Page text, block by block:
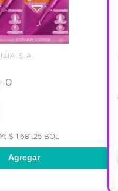
S.A.
0
$ 1,681.25 BOL
Agregar